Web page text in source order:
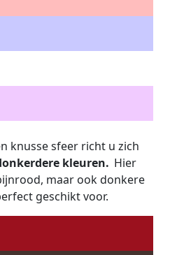
knusse sfeer richt u zich
kleuren. Hier
maar ook donkere
geschikt voor.